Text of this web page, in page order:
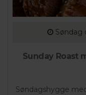
Søndag
Sunday Roast
Søndagshygge